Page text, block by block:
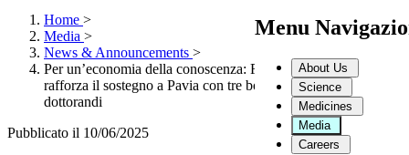
Menu
About Us
Science
Medicines
Media
Careers
Home >
Media >
News & Announcements >
Per un’economia della conoscenza: Fondazione Dompé
rafforza il sostegno a Pavia con tre borse di studio dedicate ai
dottorandi
Pubblicato il 10/06/2025